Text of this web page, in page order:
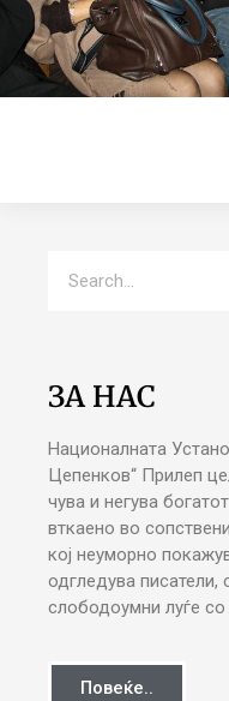
ЗА НАС
Националната
Цепенков“ Прилеп
чува и негува
вткаено во
кој неуморно
одгледува писатели,
слободоумни луѓе со
Повеќе..